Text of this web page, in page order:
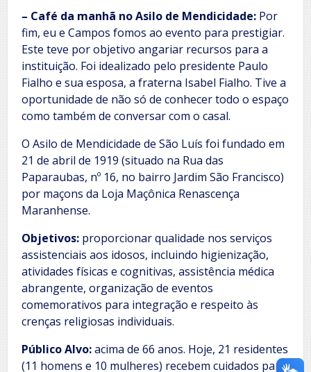
– Café da manhã no Asilo de Mendicidade: Por
fim, eu e Campos fomos ao evento para prestigiar.
Este teve por objetivo angariar recursos para a
instituição. Foi idealizado pelo presidente Paulo
Fialho e sua esposa, a fraterna Isabel Fialho. Tive a
oportunidade de não só de conhecer todo o espaço
como também de conversar com o casal.
O Asilo de Mendicidade de São Luís foi fundado em
21 de abril de 1919 (situado na Rua das
Paparaubas, nº 16, no bairro Jardim São Francisco)
por maçons da Loja Maçônica Renascença
Maranhense.
Objetivos: proporcionar qualidade nos serviços
assistenciais aos idosos, incluindo higienização,
atividades físicas e cognitivas, assistência médica
abrangente, organização de eventos
comemorativos para integração e respeito às
crenças religiosas individuais.
Público Alvo:acima de 66 anos. Hoje, 21 residentes
(11 homens e 10 mulheres) recebem cuidados para